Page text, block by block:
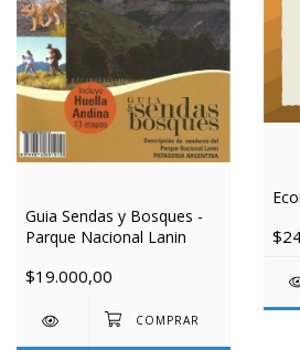
Guia Sendas y Bosques -
Parque Nacional Lanin
$19.000,00